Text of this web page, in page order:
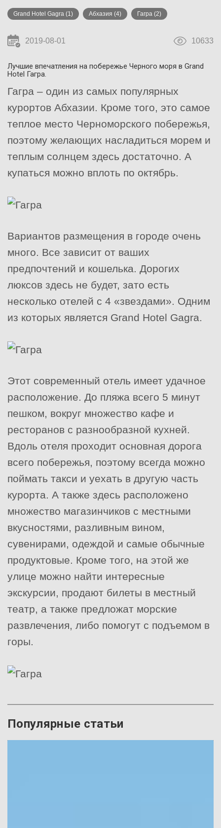
Grand Hotel Gagra (1) Абхазия (4) Гагра (2)
2019-08-01 10633
Лучшие впечатления на побережье Черного моря в Grand
Hotel Гагра.
Гагра – один из самых популярных
курортов Абхазии. Кроме того, это самое
теплое место Черноморского побережья,
поэтому желающих насладиться морем и
теплым солнцем здесь достаточно. А
купаться можно вплоть по октябрь.
Вариантов размещения в городе очень
много. Все зависит от ваших
предпочтений и кошелька. Дорогих
люксов здесь не будет, зато есть
несколько отелей с 4 «звездами». Одним
из которых является Grand Hotel Gagra.
Этот современный отель имеет удачное
расположение. До пляжа всего 5 минут
пешком, вокруг множество кафе и
ресторанов с разнообразной кухней.
Вдоль отеля проходит основная дорога
всего побережья, поэтому всегда можно
поймать такси и уехать в другую часть
курорта. А также здесь расположено
множество магазинчиков с местными
вкусностями, разливным вином,
сувенирами, одеждой и самые обычные
продуктовые. Кроме того, на этой же
улице можно найти интересные
экскурсии, продают билеты в местный
театр, а также предложат морские
развлечения, либо помогут с подъемом в
горы.
Популярные статьи